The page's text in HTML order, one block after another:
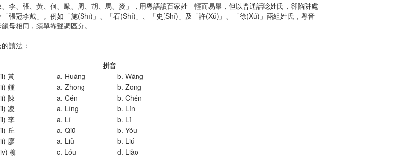
李、張、黃、何、歐、周、胡、馬、麥」，用粵語讀百家姓，輕而易舉，但以普通話唸姓氏，卻陷阱處
張冠李戴」。例如「施(Shī)」、「石(Shí)」、「史(Shǐ)」及「許(Xǔ)」、「徐(Xú)」兩組姓氏，粵音
母相同，須單靠聲調區分。
讀法：
拼音
ii) 黃 a. Huáng
b. Wáng
ii) 鍾 a. Zhōng
b. Zōng
ii) 陳 a. Cén
b. Chén
ii) 凌 a. Líng
b. Lín
ii) 李 a. Lí
b. Lǐ
ii) 丘 a. Qiū
b. Yóu
ii) 廖 a. Liǔ
b. Liú
iv) 柳 c. Lóu d. Liào